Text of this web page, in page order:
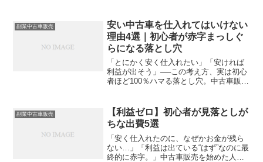
副業中古車販売
安い中古車を仕入れてはいけない
理由4選｜初心者が赤字まっしぐ
らになる落とし穴
「とにかく安く仕入れたい」「安ければ
利益が出そう」──この考え方、実は初心
者ほど100％ハマる落とし穴。中古車販売
車が危険なのか初心者がやりがちな勘違
い安さより大切...
副業中古車販売
【利益ゼロ】初心者が見落としが
ちな出費5選
「安く仕入れたのに、なぜかお金が残ら
ない…」「利益は出ている“はず”なのに最
終的に赤字。」中古車販売を始めた人な